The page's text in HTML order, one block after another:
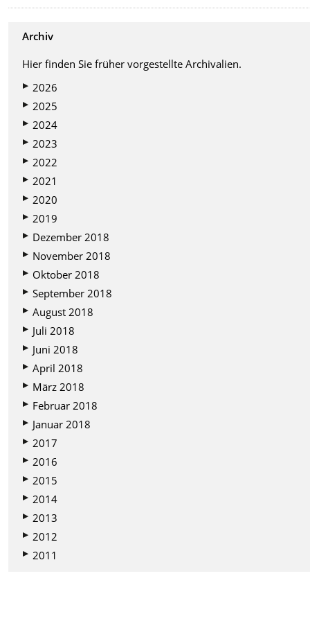
Archiv
Hier finden Sie früher vorgestellte Archivalien.
2026
2025
2024
2023
2022
2021
2020
2019
Dezember 2018
November 2018
Oktober 2018
September 2018
August 2018
Juli 2018
Juni 2018
April 2018
März 2018
Februar 2018
Januar 2018
2017
2016
2015
2014
2013
2012
2011